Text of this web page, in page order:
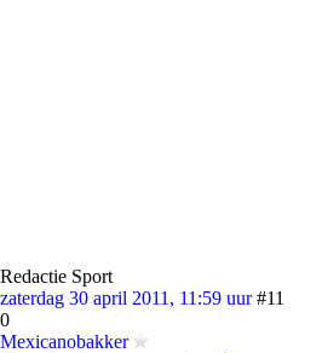
Redactie Sport
zaterdag 30 april 2011, 11:59 uur #11
0
Mexicanobakker